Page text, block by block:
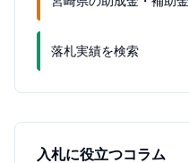
落札実績を検索
入札に役立つコラム